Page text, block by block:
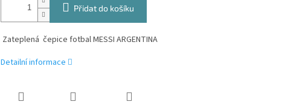
Přidat do košíku
Zateplená čepice fotbal MESSI ARGENTINA
Detailní informace